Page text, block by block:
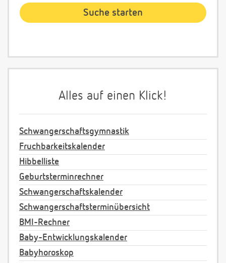
Alles auf einen Klick!
Schwangerschaftsgymnastik
Fruchbarkeitskalender
Hibbelliste
Geburtsterminrechner
Schwangerschaftskalender
Schwangerschaftsterminübersicht
BMI-Rechner
Baby-Entwicklungskalender
Babyhoroskop